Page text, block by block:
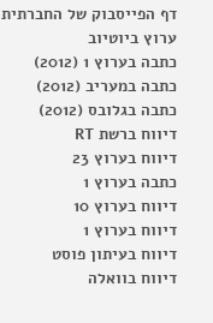
דף הפייסבוק של החברתית
ערוץ ביוטיוב
כתבה בערוץ 1 (2012)
כתבה במעריב (2012)
כתבה בגלובס (2012)
דיווח ברשת RT
דיווח בערוץ 23
כתבה בערוץ 1
דיווח בערוץ 10
דיווח בערוץ 1
דיווח בעיתון פוסט
דיווח בוואלה